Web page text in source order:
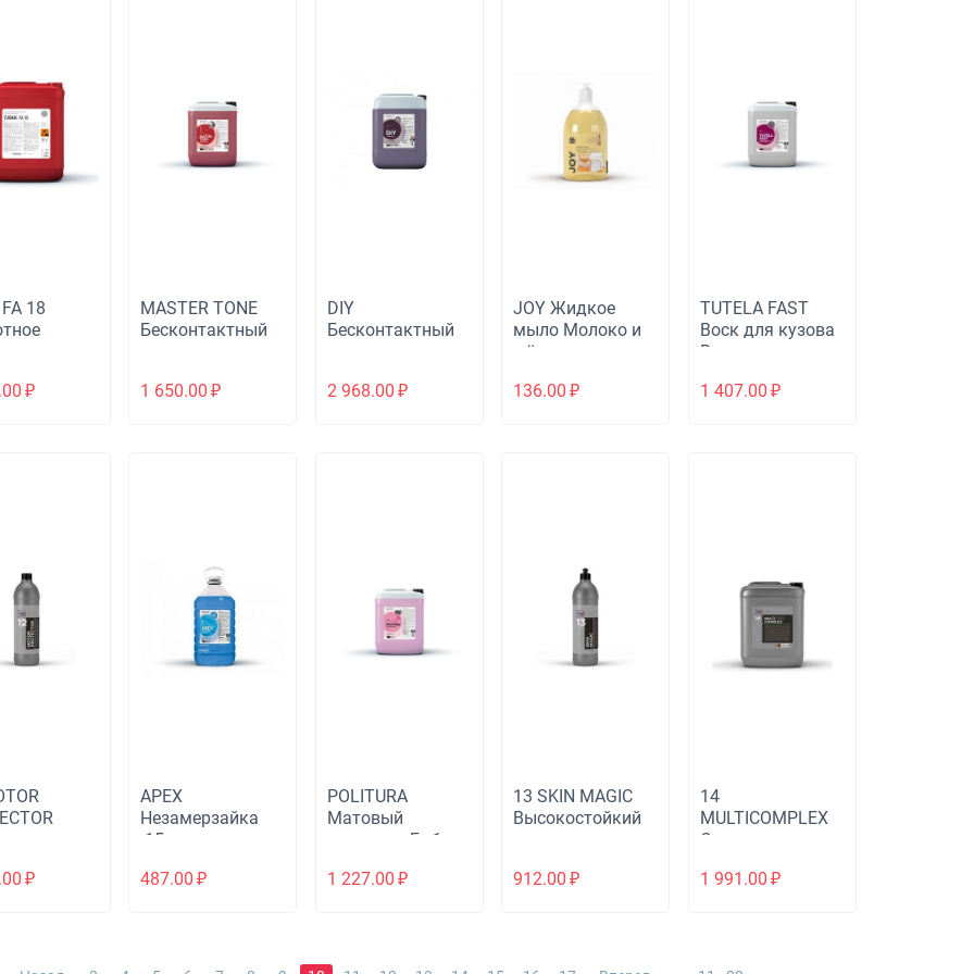
18
₽
MASTER TONE
Бесконтактный
1 650.00 ₽
DIY
Бесконтактный
2 968.00 ₽
JOY Жидкое
мыло Молоко и
мёд
136.00 ₽
TUTELA FAST
Воск для кузова
Виноград
1 407.00 ₽
₽
APEX
Незамерзайка
-15
487.00 ₽
POLITURA
Матовый
полироль Бабл-
1 227.00 ₽
13 SKIN MAGIC
Высокостойкий
912.00 ₽
14
MULTICOMPLEX
Средство для
1 991.00 ₽